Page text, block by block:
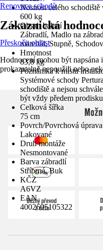
Nosnost celého schodiště
600 kg
Obsah balení
Zábradlí, Madlo na
materiál, Stupně,
Hmotnost
83,8 kg
Poznámka k místu
Systémové schody
schodiště a nejsou
být vždy předem
Celková šířka
75 cm
Povrch/Povrchová úprava
Lakované
Druh montáže
Nesmontované
Barva zábradlí
Stříbrná, Buk
KČZ
A6VZ
EAN
4002605105322
Renovace schodů
Zákaznická
Přeskočit oblast
Hodnocení mohou být
prokazatelně nepoužili nebo